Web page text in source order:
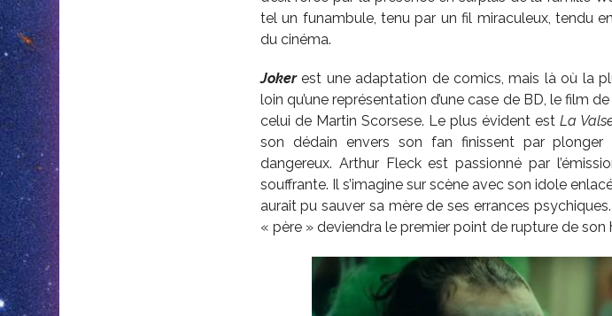
tel un funambule, tenu par un fil miraculeux, tendu
du cinéma.
Jokerest une adaptation de comics, mais là où la
loin qu’une représentation d’une case de BD, le film de
celui de Martin Scorsese. Le plus évident est La
son dédain envers son fan finissent par
dangereux. Arthur Fleck est passionné par
souffrante. Il s’imagine sur scène avec son idole
aurait pu sauver sa mère de ses errances
« père » deviendra le premier point de rupture de son